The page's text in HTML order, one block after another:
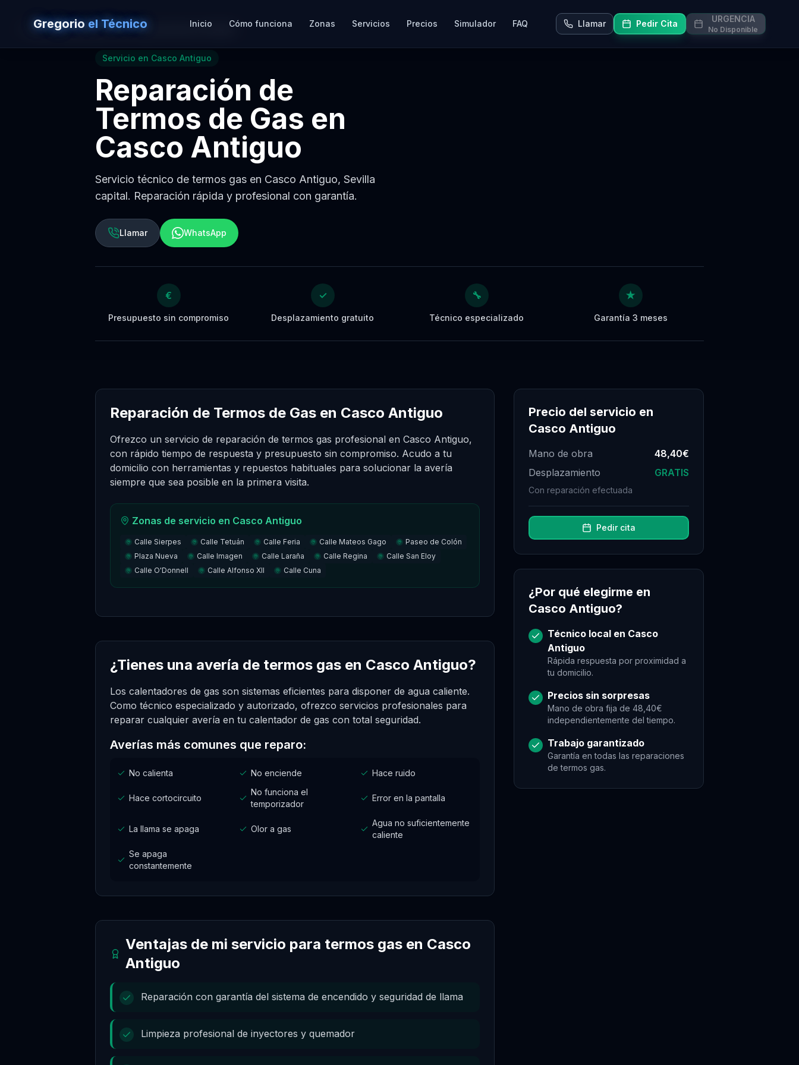
Gregorioel Técnico Inicio Cómo funciona Zonas Servicios Precios Simulador FAQ Llamar Pedir Cita URGENCIA
No Disponible
Volver aReparación de Termos de Gas en Sevilla
Servicio en Casco Antiguo
Reparación de
Termos de Gas en
Casco Antiguo
Servicio técnico de termos gas en Casco Antiguo, Sevilla
capital. Reparación rápida y profesional con garantía.
Llamar WhatsApp
€
Presupuesto sin compromiso
✓
Desplazamiento gratuito
🔧
Técnico especializado
★
Garantía 3 meses
Reparación de Termos de Gas en Casco Antiguo
Ofrezco un servicio de reparación de termos gas profesional en Casco Antiguo,
con rápido tiempo de respuesta y presupuesto sin compromiso. Acudo a tu
domicilio con herramientas y repuestos habituales para solucionar la avería
siempre que sea posible en la primera visita.
Zonas de servicio en Casco Antiguo
Calle Sierpes Calle Tetuán Calle Feria Calle Mateos Gago
Paseo de Colón
Plaza Nueva
Calle Imagen Calle Laraña Calle Regina
Calle San Eloy
Calle O'Donnell
Calle Alfonso XII Calle Cuna
¿Tienes una avería de termos gas en Casco Antiguo?
Los calentadores de gas son sistemas eficientes para disponer de agua caliente.
Como técnico especializado y autorizado, ofrezco servicios profesionales para
reparar cualquier avería en tu calentador de gas con total seguridad.
Averías más comunes que reparo:
No calienta No enciende Hace ruido
Hace cortocircuito
No funciona el
temporizador
Error en la pantalla
La llama se apaga Olor a gas
Agua no suficientemente
caliente
Se apaga
constantemente
Ventajas de mi servicio para termos gasen Casco
Antiguo
Reparación con garantía del sistema de encendido y seguridad de llama
Limpieza profesional de inyectores y quemador
Precio del servicio en
Casco Antiguo
Mano de obra
48,40€
Desplazamiento
GRATIS
Con reparación efectuada
Pedir cita
¿Por qué elegirme en
Casco Antiguo?
Técnico local en Casco
Antiguo
Rápida respuesta por proximidad a
tu domicilio.
Precios sin sorpresas
Mano de obra fija de 48,40€
independientemente del tiempo.
Trabajo garantizado
Garantía en todas las reparaciones
determos gas.